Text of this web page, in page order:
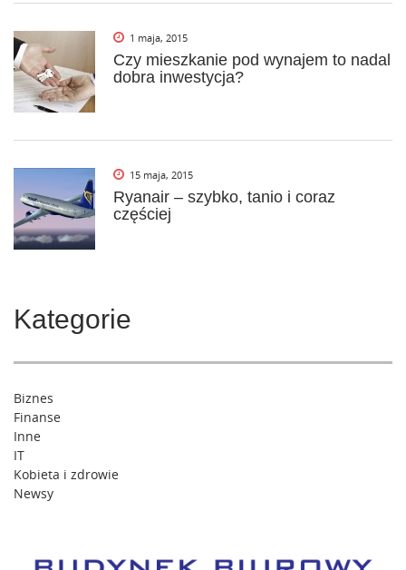
1 maja, 2015
Czy mieszkanie pod wynajem to nadal
dobra inwestycja?
15 maja, 2015
Ryanair – szybko, tanio i coraz
częściej
Kategorie
Biznes
Finanse
Inne
IT
Kobieta i zdrowie
Newsy